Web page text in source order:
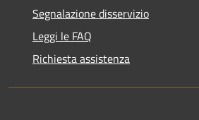
Segnalazione disservizio
Leggi le FAQ
Richiesta assistenza